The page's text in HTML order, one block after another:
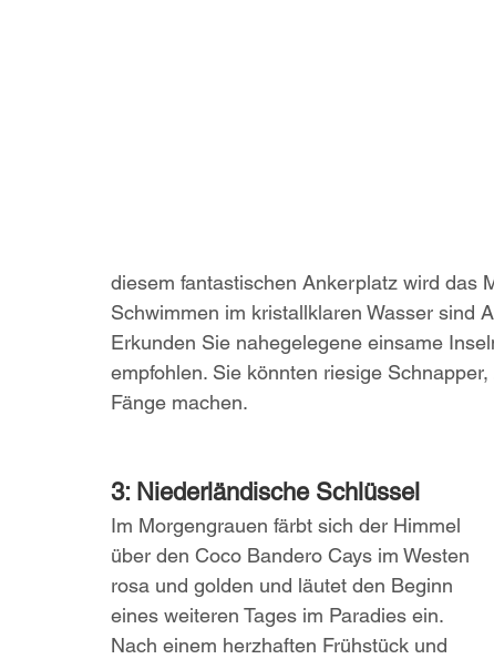
diesem fantastischen Ankerplatz wird das
Schwimmen im kristallklaren Wasser sind
Erkunden Sie nahegelegene einsame
empfohlen. Sie könnten riesige
Fänge machen.
3: Niederländische Schlüssel
Im Morgengrauen färbt sich der Himmel
über den Coco Bandero Cays im Westen
rosa und golden und läutet den Beginn
eines weiteren Tages im Paradies ein.
Nach einem herzhaften Frühstück und